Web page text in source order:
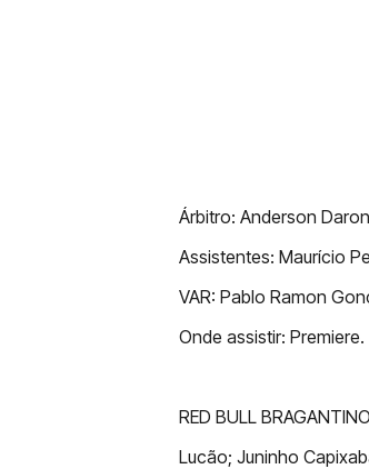
Árbitro: Anderson
Assistentes: Maurício
VAR: Pablo Ramon
Onde assistir: Premiere.
RED BULL
Lucão; Juninho